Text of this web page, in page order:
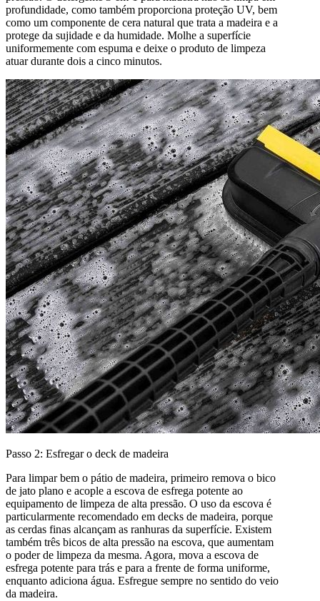
profundidade, como também proporciona proteção UV, bem
como um componente de cera natural que trata a madeira e a
protege da sujidade e da humidade. Molhe a superfície
uniformemente com espuma e deixe o produto de limpeza
atuar durante dois a cinco minutos.
Passo 2: Esfregar o deck de madeira
Para limpar bem o pátio de madeira, primeiro remova o bico
de jato plano e acople a escova de esfrega potente ao
equipamento de limpeza de alta pressão. O uso da escova é
particularmente recomendado em decks de madeira, porque
as cerdas finas alcançam as ranhuras da superfície. Existem
também três bicos de alta pressão na escova, que aumentam
o poder de limpeza da mesma. Agora, mova a escova de
esfrega potente para trás e para a frente de forma uniforme,
enquanto adiciona água. Esfregue sempre no sentido do veio
da madeira.